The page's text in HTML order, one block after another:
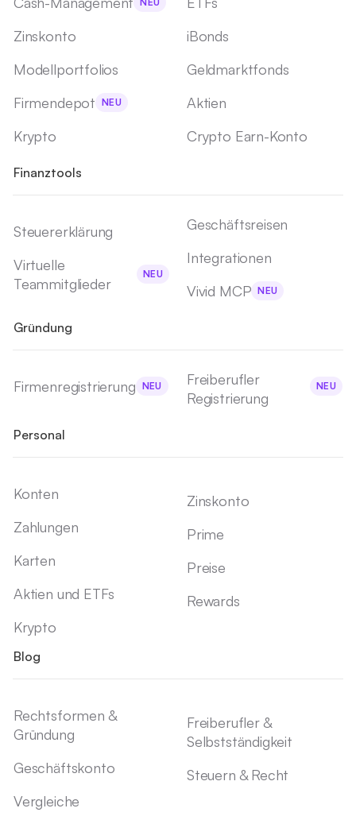
Zinskonto
Modellportfolios
Firmendepot
NEU
Krypto
iBonds
Geldmarktfonds
Aktien
Crypto Earn-Konto
Finanztools
Steuererklärung
Virtuelle
Teammitglieder
NEU
Geschäftsreisen
Integrationen
Vivid MCP NEU
Gründung
Firmenregistrierung NEU
Freiberufler
Registrierung
NEU
Personal
Konten
Zahlungen
Karten
Aktien und ETFs
Krypto
Zinskonto
Prime
Preise
Rewards
Blog
Rechtsformen &
Gründung
Geschäftskonto
Vergleiche
Freiberufler &
Selbstständigkeit
Steuern & Recht